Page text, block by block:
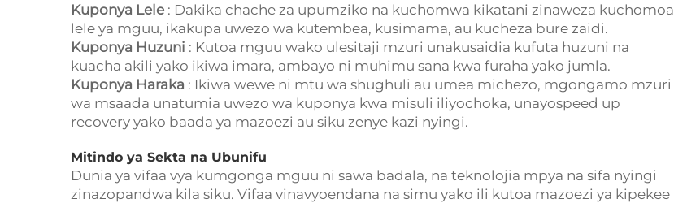
Kuponya Lele : Dakika chache za upumziko na kuchomwa kikatani zinaweza kuchomoa
lele ya mguu, ikakupa uwezo wa kutembea, kusimama, au kucheza bure zaidi.
Kuponya Huzuni : Kutoa mguu wako ulesitaji mzuri unakusaidia kufuta huzuni na
kuacha akili yako ikiwa imara, ambayo ni muhimu sana kwa furaha yako jumla.
Kuponya Haraka : Ikiwa wewe ni mtu wa shughuli au umea michezo, mgongamo mzuri
wa msaada unatumia uwezo wa kuponya kwa misuli iliyochoka, unayospeed up
recovery yako baada ya mazoezi au siku zenye kazi nyingi.
Mitindo ya Sekta na Ubunifu
Dunia ya vifaa vya kumgonga mguu ni sawa badala, na teknolojia mpya na sifa nyingi
zinazopandwa kila siku. Vifaa vinavyoendana na simu yako ili kutoa mazoezi ya kipekee